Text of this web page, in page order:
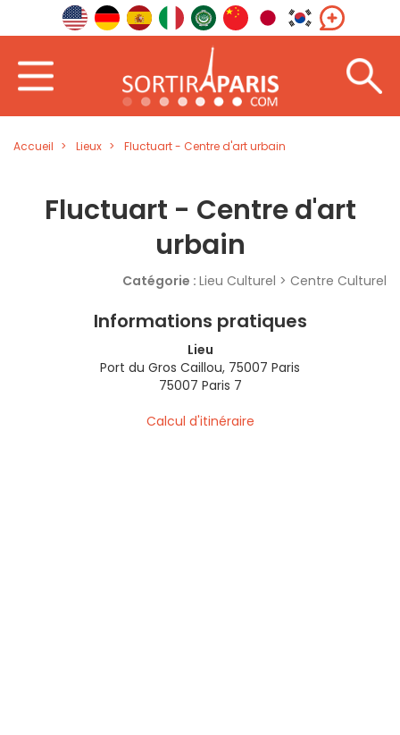
Accueil Lieux Fluctuart - Centre d'art urbain
Fluctuart - Centre d'art
urbain
Catégorie : Lieu Culturel > Centre Culturel
Informations pratiques
Lieu
Port du Gros Caillou, 75007 Paris
75007 Paris 7
Calcul d'itinéraire